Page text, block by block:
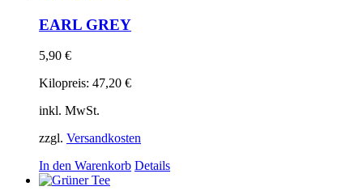
EARL GREY
5,90 €
Kilopreis: 47,20 €
inkl. MwSt.
zzgl. Versandkosten
In den Warenkorb Details